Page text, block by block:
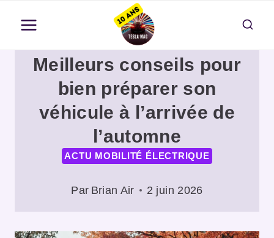
contenu
Meilleurs conseils pour
bien préparer son
véhicule à l’arrivée de
l’automne
ACTU MOBILITÉ ÉLECTRIQUE
Par Brian Air 2 juin 2026